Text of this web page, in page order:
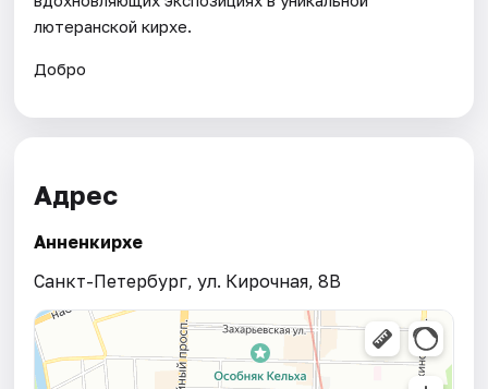
лютеранской кирхе.
Добро
Адрес
Анненкирхе
Санкт-Петербург, ул. Кирочная, 8B